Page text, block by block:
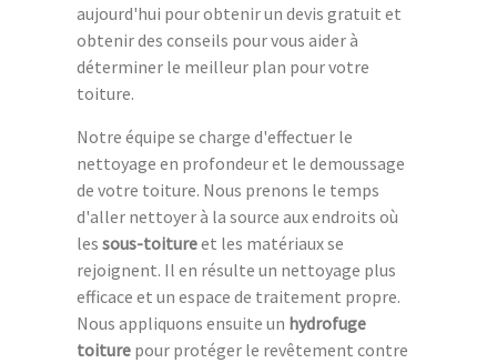
aujourd'hui pour obtenir un devis gratuit et
obtenir des conseils pour vous aider à
déterminer le meilleur plan pour votre
toiture.
Notre équipe se charge d'effectuer le
nettoyage en profondeur et le demoussage
de votre toiture. Nous prenons le temps
d'aller nettoyer à la source aux endroits où
les sous-toitureet les matériaux se
rejoignent. Il en résulte un nettoyage plus
efficace et un espace de traitement propre.
Nous appliquons ensuite un hydrofuge
toiture pour protéger le revêtement contre